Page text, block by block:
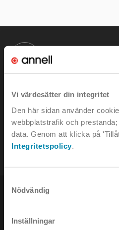
Vi värdesätter din integritet
Den här sidan använder
webbplatstrafik och
data. Genom att klicka på
Integritetspolicy.
Nödvändig
Inställningar
e-mail:info@annell.se
tel:08-442 90 00